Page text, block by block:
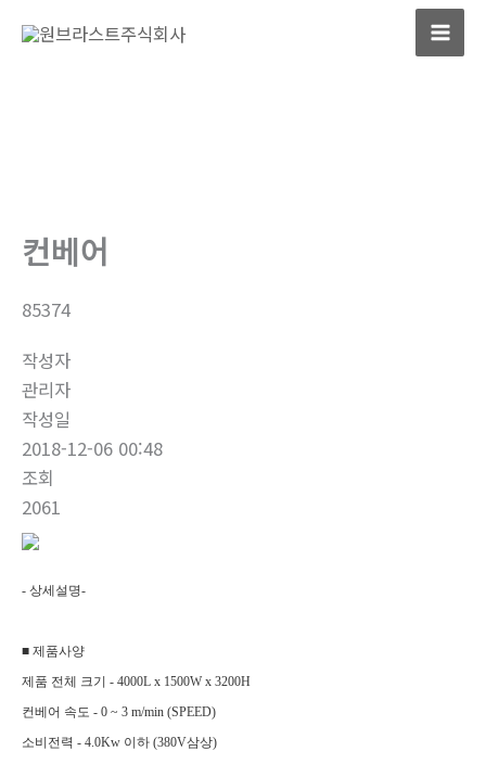
컨베어
85374
작성자
관리자
작성일
2018-12-06 00:48
조회
2061
- 상세설명-
■ 제품사양
제품 전체 크기 - 4000L x 1500W x 3200H
컨베어 속도 - 0 ~ 3 m/min (SPEED)
소비전력 - 4.0Kw 이하 (380V삼상)